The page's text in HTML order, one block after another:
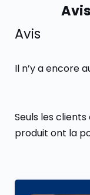
Avis
Avis
Il n’y a encore
Seuls les
produit ont la